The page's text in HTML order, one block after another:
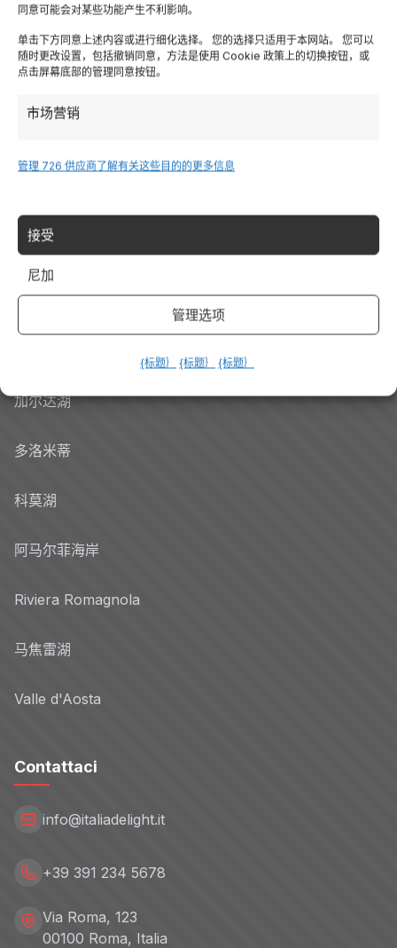
同意可能会对某些功能产生不利影响。
单击下方同意上述内容或进行细化选择。 您的选择只适用于本网站。 您可以
随时更改设置，包括撤销同意，方法是使用 Cookie 政策上的切换按钮，或
点击屏幕底部的管理同意按钮。
市场营销
管理 726 供应商了解有关这些目的的更多信息
接受
尼加
管理选项
{标题｝ {标题｝ {标题｝
Lombardia
特伦蒂诺
撒丁岛
Tutte le Regioni →
加尔达湖
多洛米蒂
科莫湖
阿马尔菲海岸
Riviera Romagnola
马焦雷湖
Valle d'Aosta
Contattaci
info@italiadelight.it
+39 391 234 5678
Via Roma, 123
00100 Roma, Italia